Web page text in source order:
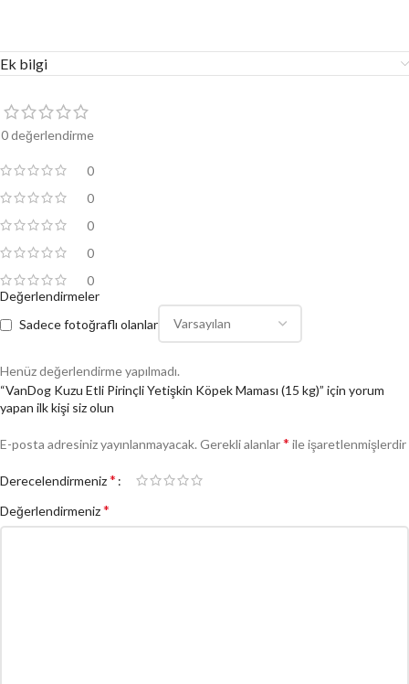
Ek bilgi
0 değerlendirme
0
0
0
0
0
Değerlendirmeler
Sadece fotoğraflı olanlar
Henüz değerlendirme yapılmadı.
“VanDog Kuzu Etli Pirinçli Yetişkin Köpek Maması (15 kg)” için yorum
yapan ilk kişi siz olun
E-posta adresiniz yayınlanmayacak. Gerekli alanlar* ile işaretlenmişlerdir
Derecelendirmeniz*
Değerlendirmeniz*